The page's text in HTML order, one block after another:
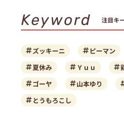
Keyword 注目キ
ズッキーニ ピーマン
夏休み
Ｙｕｕ
ゴーヤ
山本ゆり
とうもろこし